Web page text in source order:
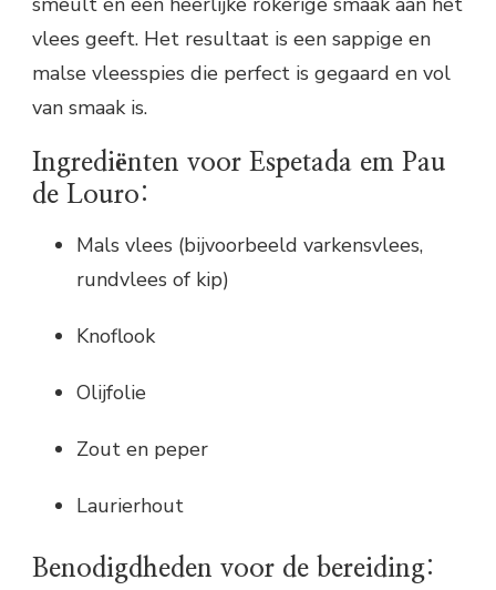
vlees geeft. Het resultaat is een sappige en
malse vleesspies die perfect is gegaard en vol
van smaak is.
Ingrediënten voor Espetada em Pau
de Louro:
Mals vlees (bijvoorbeeld varkensvlees,
rundvlees of kip)
Knoflook
Olijfolie
Zout en peper
Laurierhout
Benodigdheden voor de bereiding: